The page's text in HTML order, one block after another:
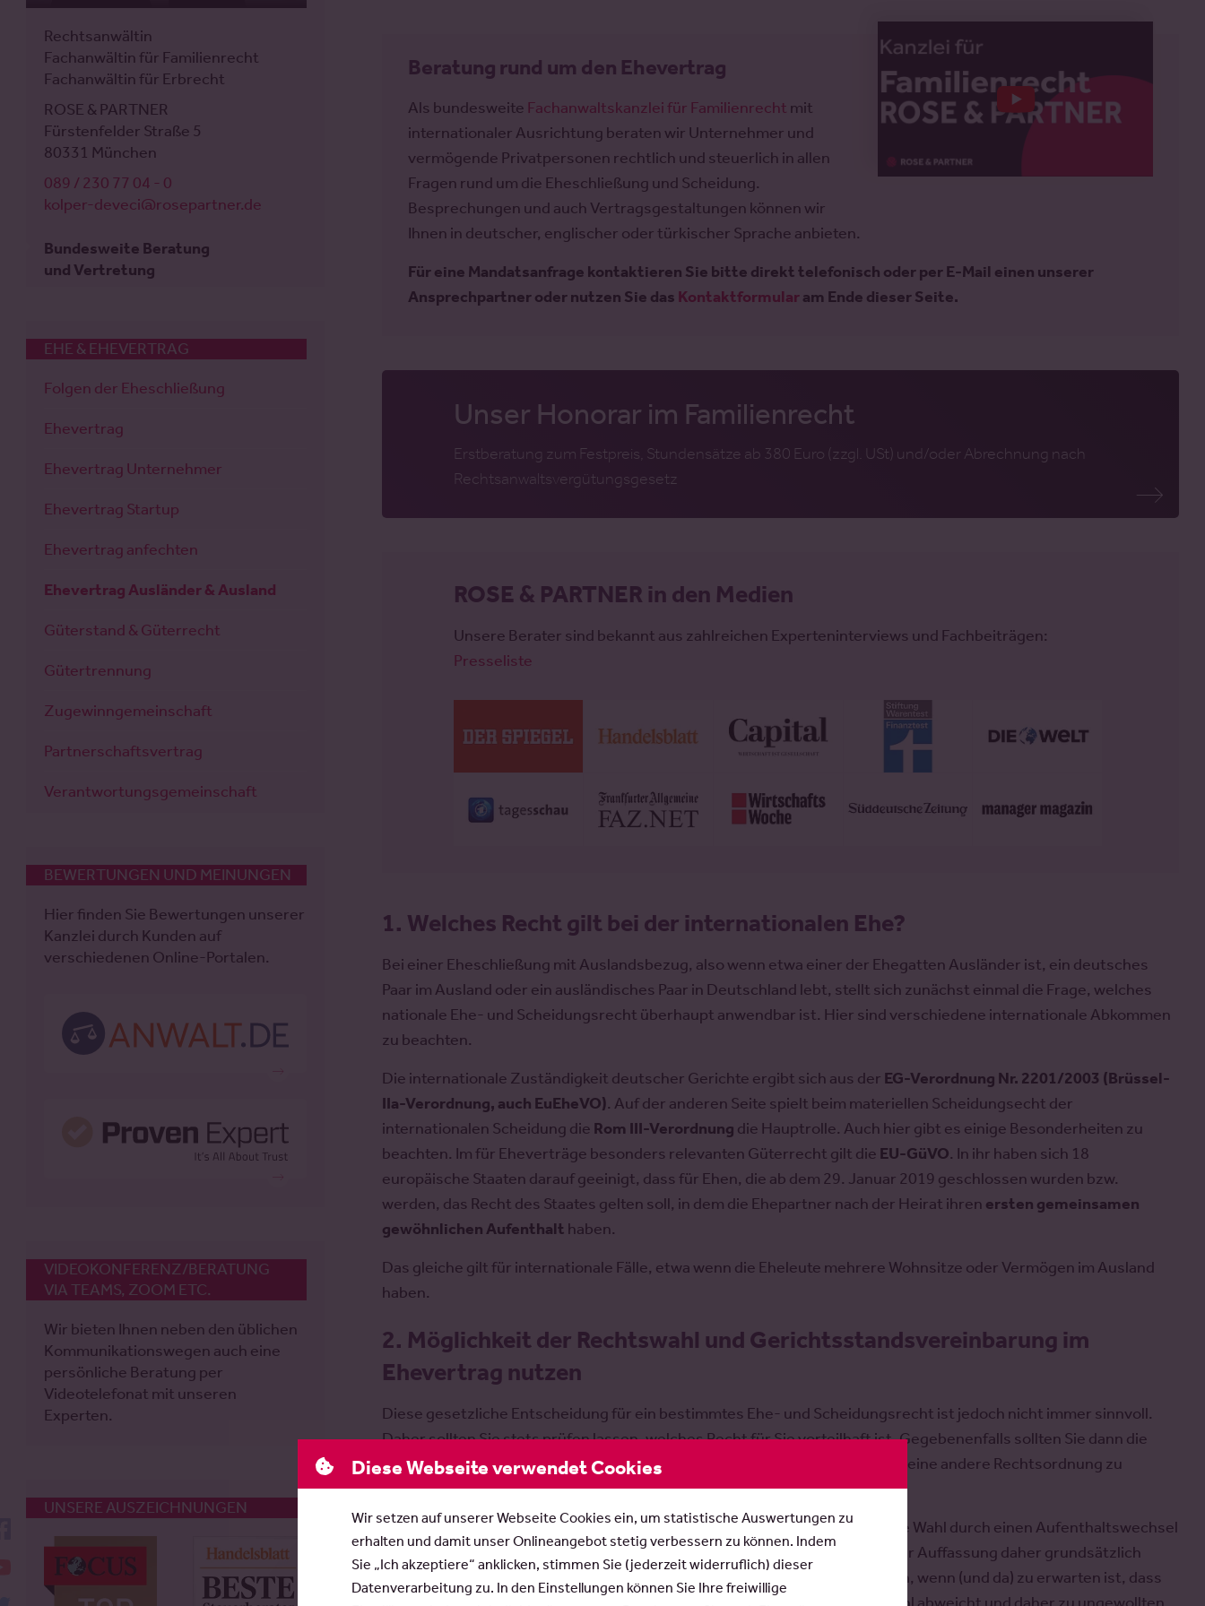
Beratung rund um den Ehevertrag
Als bundesweite Fachanwaltskanzlei für Familienrecht mit
internationaler Ausrichtung beraten wir Unternehmer und
vermögende Privatpersonen rechtlich und steuerlich in allen
Fragen rund um die Eheschließung und Scheidung.
Besprechungen und auch Vertragsgestaltungen können wir
Ihnen in deutscher, englischer oder türkischer Sprache anbieten.
Für eine Mandatsanfrage kontaktieren Sie bitte direkt telefonisch oder per E-Mail einen unserer
Ansprechpartner oder nutzen Sie das Kontaktformularam Ende dieser Seite.
Unser Honorar im Familienrecht
Erstberatung zum Festpreis, Stundensätze ab 380 Euro (zzgl. USt) und/oder Abrechnung nach
Rechtsanwaltsvergütungsgesetz
ROSE & PARTNER in den Medien
Unsere Berater sind bekannt aus zahlreichen Experteninterviews und Fachbeiträgen:
Presseliste
1. Welches Recht gilt bei der internationalen Ehe?
Bei einer Eheschließung mit Auslandsbezug, also wenn etwa einer der Ehegatten Ausländer ist, ein deutsches
Paar im Ausland oder ein ausländisches Paar in Deutschland lebt, stellt sich zunächst einmal die Frage, welches
nationale Ehe- und Scheidungsrecht überhaupt anwendbar ist. Hier sind verschiedene internationale Abkommen
zu beachten.
Die internationale Zuständigkeit deutscher Gerichte ergibt sich aus der EG-Verordnung Nr. 2201/2003 (Brüssel-
IIa-Verordnung, auch EuEheVO). Auf der anderen Seite spielt beim materiellen Scheidungsecht der
internationalen Scheidung die Rom III-Verordnung die Hauptrolle. Auch hier gibt es einige Besonderheiten zu
beachten. Im für Eheverträge besonders relevanten Güterrecht gilt die EU-GüVO. In ihr haben sich 18
europäische Staaten darauf geeinigt, dass für Ehen, die ab dem 29. Januar 2019 geschlossen wurden bzw.
werden, das Recht des Staates gelten soll, in dem die Ehepartner nach der Heirat ihren ersten gemeinsamen
gewöhnlichen Aufenthalt haben.
Das gleiche gilt für internationale Fälle, etwa wenn die Eheleute mehrere Wohnsitze oder Vermögen im Ausland
haben.
2. Möglichkeit der Rechtswahl und Gerichtsstandsvereinbarung im
Ehevertrag nutzen
Diese gesetzliche Entscheidung für ein bestimmtes Ehe- und Scheidungsrecht ist jedoch nicht immer sinnvoll.
Daher sollten Sie stets prüfen lassen, welches Recht für Sie vorteilhaft ist. Gegebenenfalls sollten Sie dann die
Möglichkeit nutzen mit einer sogenannten Rechtswahl in einem Ehevertrag eine andere Rechtsordnung zu
wählen.
Bei der Rechtswahl muss man jedoch stets berücksichtigen, dass sich diese Wahl durch einen Aufenthaltswechsel
als nicht mehr anwendbar darstellen kann. Eheverträge sollten nach unserer Auffassung daher grundsätzlich
dynamisch
gehalten, das heißt an neue Rechtsordnungen angepast werden, wenn (und da) zu erwarten ist, dass
Rechtsanwalt
Fachanwalt für Familienrecht
Mediator
ROSE & PARTNER
Jungfernstieg 40
20354 Hamburg
040 / 414 37 59 - 0
weiss@rosepartner.de
Bundesweite Beratung
und Vertretung
Rechtsanwältin
Fachanwältin für Familienrecht
Fachanwältin für Erbrecht
ROSE & PARTNER
Fürstenfelder Straße 5
80331 München
089 / 230 77 04 - 0
kolper-deveci@rosepartner.de
Bundesweite Beratung
und Vertretung
EHE & EHEVERTRAG
Folgen der Eheschließung
Ehevertrag
Ehevertrag Unternehmer
Ehevertrag Startup
Ehevertrag anfechten
Ehevertrag Ausländer & Ausland
Güterstand & Güterrecht
Gütertrennung
Zugewinngemeinschaft
Partnerschaftsvertrag
Verantwortungsgemeinschaft
BEWERTUNGEN UND MEINUNGEN
Hier finden Sie Bewertungen unserer
Kanzlei durch Kunden auf
verschiedenen Online-Portalen.
VIDEOKONFERENZ/BERATUNG
VIA TEAMS, ZOOM ETC.
Wir bieten Ihnen neben den üblichen
Kommunikationswegen auch eine
persönliche Beratung per
Videotelefonat mit unseren
Experten.
UNSERE AUSZEICHNUNGEN
facebook
YouTube
twitter
Diese Webseite verwendet Cookies
Wir setzen auf unserer Webseite Cookies ein, um statistische Auswertungen zu
erhalten und damit unser Onlineangebot stetig verbessern zu können. Indem
Sie „Ich akzeptiere“ anklicken, stimmen Sie (jederzeit widerruflich) dieser
Datenverarbeitung zu. In den Einstellungen können Sie Ihre freiwillige